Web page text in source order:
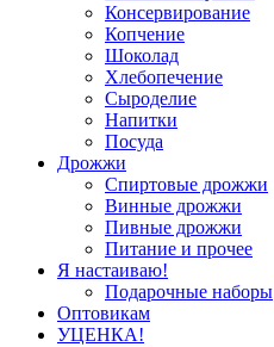
Консервирование
Копчение
Шоколад
Хлебопечение
Сыроделие
Напитки
Посуда
Дрожжи
Спиртовые дрожжи
Винные дрожжи
Пивные дрожжи
Питание и прочее
Я настаиваю!
Подарочные наборы
Оптовикам
УЦЕНКА!